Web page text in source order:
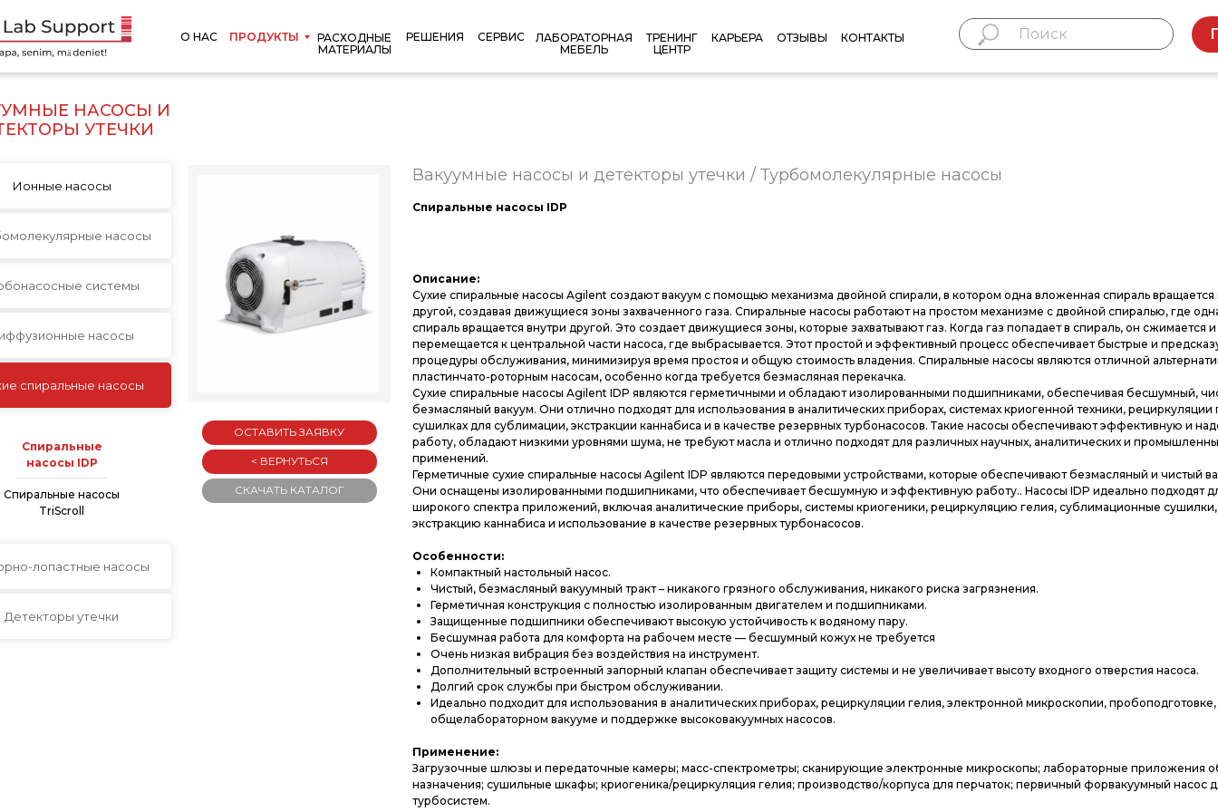
ПРОДУКТЫ
О НАС
РАСХОДНЫЕ
МАТЕРИАЛЫ
РЕШЕНИЯ СЕРВИС
ЛАБОРАТОРНАЯ
МЕБЕЛЬ
ТРЕНИНГ
ЦЕНТР
КАРЬЕРА ОТЗЫВЫ КОНТАКТЫ
Описание:
Сухие спиральные насосы Agilent создают вакуум с помощью механизма двойной спирали, в котором одна вложенная спираль вращается
другой, создавая движущиеся зоны захваченного газа. Спиральные насосы работают на простом механизме с двойной спиралью, где
спираль вращается внутри другой. Это создает движущиеся зоны, которые захватывают газ. Когда газ попадает в спираль, он сжимается и
перемещается к центральной части насоса, где выбрасывается. Этот простой и эффективный процесс обеспечивает быстрые и
процедуры обслуживания, минимизируя время простоя и общую стоимость владения. Спиральные насосы являются отличной
пластинчато-роторным насосам, особенно когда требуется безмасляная перекачка.
Сухие спиральные насосы Agilent IDP являются герметичными и обладают изолированными подшипниками, обеспечивая бесшумный,
безмасляный вакуум. Они отлично подходят для использования в аналитических приборах, системах криогенной техники, рециркуляции
сушилках для сублимации, экстракции каннабиса и в качестве резервных турбонасосов. Такие насосы обеспечивают эффективную и
работу, обладают низкими уровнями шума, не требуют масла и отлично подходят для различных научных, аналитических и
применений.
Герметичные сухие спиральные насосы Agilent IDP являются передовыми устройствами, которые обеспечивают безмасляный и чистый
Они оснащены изолированными подшипниками, что обеспечивает бесшумную и эффективную работу.. Насосы IDP идеально подходят
широкого спектра приложений, включая аналитические приборы, системы криогеники, рециркуляцию гелия, сублимационные сушилки,
экстракцию каннабиса и использование в качестве резервных турбонасосов.
Особенности:
Компактный настольный насос.
Чистый, безмасляный вакуумный тракт – никакого грязного обслуживания, никакого риска загрязнения.
Герметичная конструкция с полностью изолированным двигателем и подшипниками.
Защищенные подшипники обеспечивают высокую устойчивость к водяному пару.
Бесшумная работа для комфорта на рабочем месте — бесшумный кожух не требуется
Очень низкая вибрация без воздействия на инструмент.
Дополнительный встроенный запорный клапан обеспечивает защиту системы и не увеличивает высоту входного отверстия насоса.
Долгий срок службы при быстром обслуживании.
Идеально подходит для использования в аналитических приборах, рециркуляции гелия, электронной микроскопии, пробоподготовке,
общелабораторном вакууме и поддержке высоковакуумных насосов.
Применение:
Загрузочные шлюзы и передаточные камеры; масс-спектрометры; сканирующие электронные микроскопы; лабораторные приложения
назначения; сушильные шкафы; криогеника/рециркуляция гелия; производство/корпуса для перчаток; первичный форвакуумный насос
турбосистем.
Спиральные насосы IDP
< ВЕРНУТЬСЯ
ОСТАВИТЬ ЗАЯВКУ
Вакуумные насосы и детекторы утечки / Турбомолекулярные насосы
СКАЧАТЬ КАТАЛОГ
Ионные насосы
системы
насосы
насосы
спиральные насосы
НАСОСЫ И
УТЕЧКИ
лопастные насосы
Детекторы утечки
Спиральные
насосы IDP
Спиральные насосы
TriScroll